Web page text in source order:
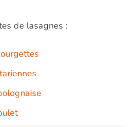
de lasagnes :